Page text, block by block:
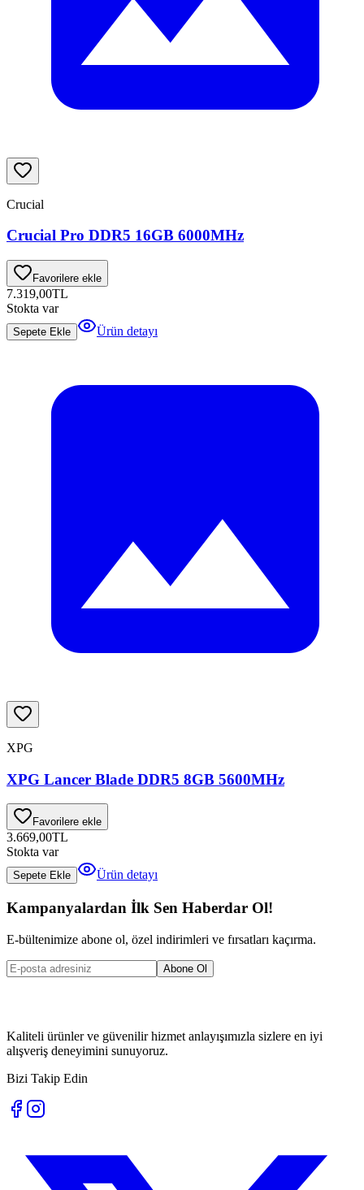
Crucial
Crucial Pro DDR5 16GB 6000MHz
Favorilere ekle
7.319,00TL
Stokta var
Sepete Ekle Ürün detayı
XPG
XPG Lancer Blade DDR5 8GB 5600MHz
Favorilere ekle
3.669,00TL
Stokta var
Sepete Ekle Ürün detayı
Kampanyalardan İlk Sen Haberdar Ol!
E-bültenimize abone ol, özel indirimleri ve fırsatları kaçırma.
Abone Ol
Kaliteli ürünler ve güvenilir hizmet anlayışımızla sizlere en iyi
alışveriş deneyimini sunuyoruz.
Bizi Takip Edin